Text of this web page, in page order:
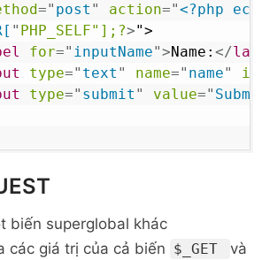
=" post " action="<?php
" PHP_SELF"];?>">
for=" inputName">Name: </
type=" text " name=" name" id
type=" submit " value="
biến superglobal khác
các giá trị của cả biến $_GET và